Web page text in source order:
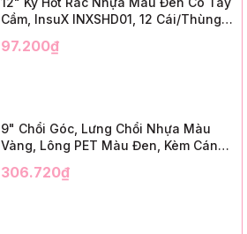
Cầm, InsuX INXSHD01, 12 Cái/Thùng,
Black Plastic)
97.200₫
9" Chổi Góc, Lưng Chổi Nhựa Màu
Vàng, Lông PET Màu Đen, Kèm Cán
12 Bộ/Thùng (9" Angle Broom, Yellow
306.720₫